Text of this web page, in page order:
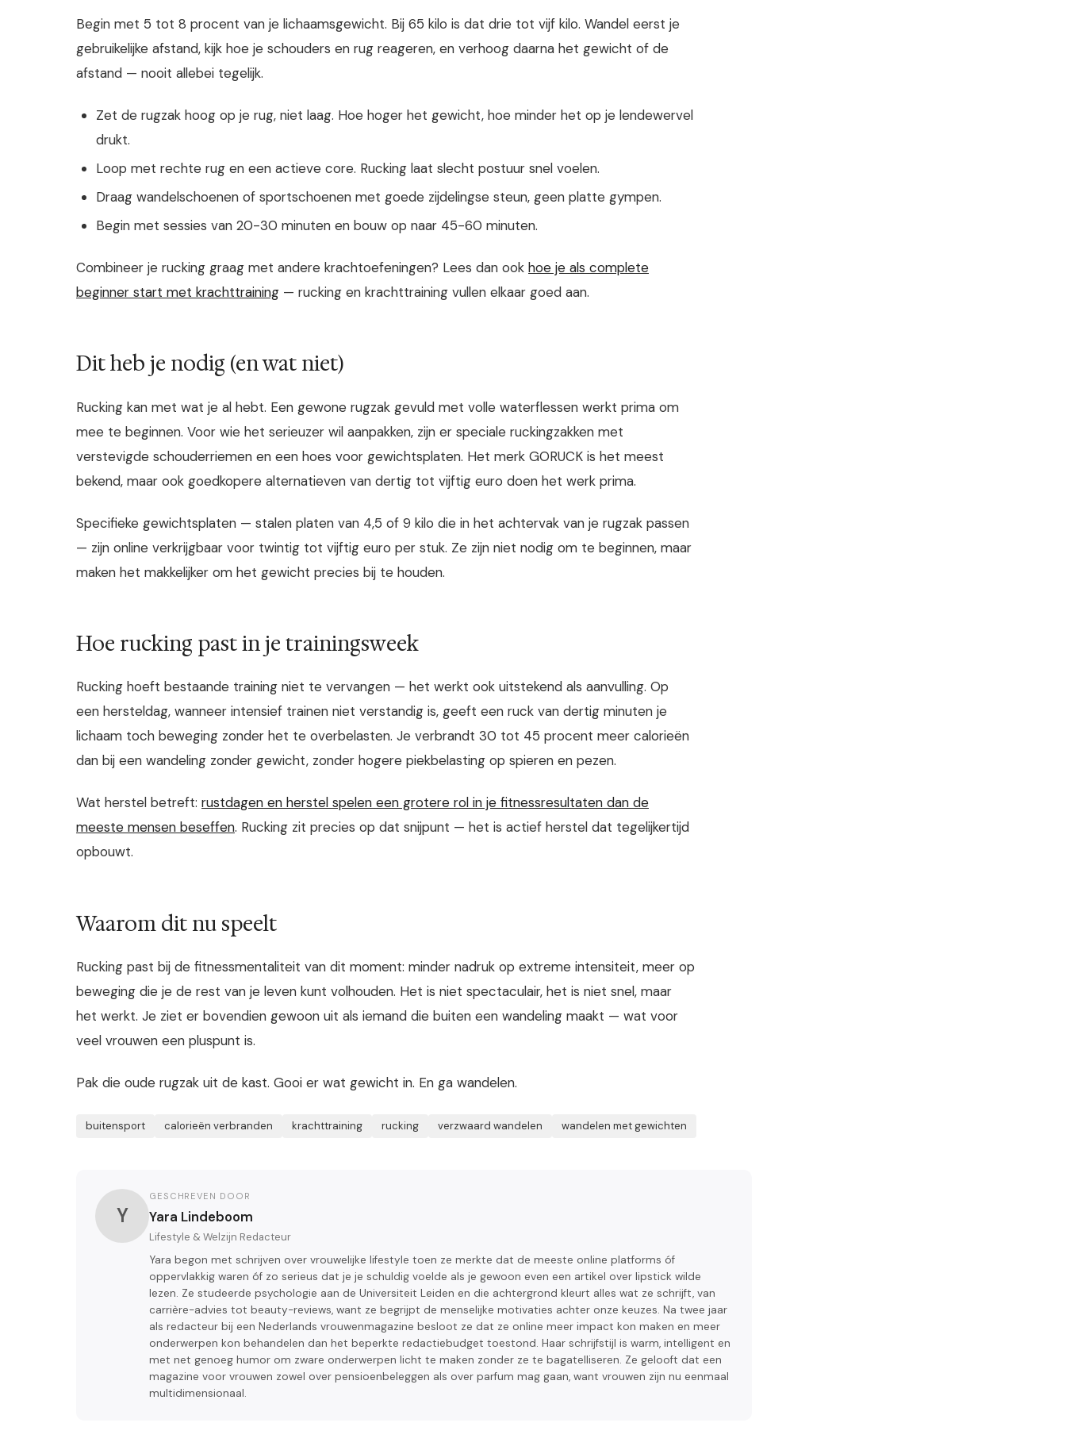
Begin met 5 tot 8 procent van je lichaamsgewicht. Bij 65 kilo is dat drie tot vijf kilo. Wandel eerst je
gebruikelijke afstand, kijk hoe je schouders en rug reageren, en verhoog daarna het gewicht of de
afstand — nooit allebei tegelijk.
Zet de rugzak hoog op je rug, niet laag. Hoe hoger het gewicht, hoe minder het op je lendewervel
drukt.
Loop met rechte rug en een actieve core. Rucking laat slecht postuur snel voelen.
Draag wandelschoenen of sportschoenen met goede zijdelingse steun, geen platte gympen.
Begin met sessies van 20-30 minuten en bouw op naar 45-60 minuten.
Combineer je rucking graag met andere krachtoefeningen? Lees dan ook hoe je als complete
beginner start met krachttraining — rucking en krachttraining vullen elkaar goed aan.
Dit heb je nodig (en wat niet)
Rucking kan met wat je al hebt. Een gewone rugzak gevuld met volle waterflessen werkt prima om
mee te beginnen. Voor wie het serieuzer wil aanpakken, zijn er speciale ruckingzakken met
verstevigde schouderriemen en een hoes voor gewichtsplaten. Het merk GORUCK is het meest
bekend, maar ook goedkopere alternatieven van dertig tot vijftig euro doen het werk prima.
Specifieke gewichtsplaten — stalen platen van 4,5 of 9 kilo die in het achtervak van je rugzak passen
— zijn online verkrijgbaar voor twintig tot vijftig euro per stuk. Ze zijn niet nodig om te beginnen, maar
maken het makkelijker om het gewicht precies bij te houden.
Hoe rucking past in je trainingsweek
Rucking hoeft bestaande training niet te vervangen — het werkt ook uitstekend als aanvulling. Op
een hersteldag, wanneer intensief trainen niet verstandig is, geeft een ruck van dertig minuten je
lichaam toch beweging zonder het te overbelasten. Je verbrandt 30 tot 45 procent meer calorieën
dan bij een wandeling zonder gewicht, zonder hogere piekbelasting op spieren en pezen.
Wat herstel betreft: rustdagen en herstel spelen een grotere rol in je fitnessresultaten dan de
meeste mensen beseffen. Rucking zit precies op dat snijpunt — het is actief herstel dat tegelijkertijd
opbouwt.
Waarom dit nu speelt
Rucking past bij de fitnessmentaliteit van dit moment: minder nadruk op extreme intensiteit, meer op
beweging die je de rest van je leven kunt volhouden. Het is niet spectaculair, het is niet snel, maar
het werkt. Je ziet er bovendien gewoon uit als iemand die buiten een wandeling maakt — wat voor
veel vrouwen een pluspunt is.
Pak die oude rugzak uit de kast. Gooi er wat gewicht in. En ga wandelen.
buitensport calorieën verbranden krachttraining rucking verzwaard wandelen wandelen met gewichten
Y
GESCHREVEN DOOR
Yara Lindeboom
Lifestyle & Welzijn Redacteur
Yara begon met schrijven over vrouwelijke lifestyle toen ze merkte dat de meeste online platforms óf
oppervlakkig waren óf zo serieus dat je je schuldig voelde als je gewoon even een artikel over lipstick wilde
lezen. Ze studeerde psychologie aan de Universiteit Leiden en die achtergrond kleurt alles wat ze schrijft, van
carrière-advies tot beauty-reviews, want ze begrijpt de menselijke motivaties achter onze keuzes. Na twee jaar
als redacteur bij een Nederlands vrouwenmagazine besloot ze dat ze online meer impact kon maken en meer
onderwerpen kon behandelen dan het beperkte redactiebudget toestond. Haar schrijfstijl is warm, intelligent en
met net genoeg humor om zware onderwerpen licht te maken zonder ze te bagatelliseren. Ze gelooft dat een
magazine voor vrouwen zowel over pensioenbeleggen als over parfum mag gaan, want vrouwen zijn nu eenmaal
multidimensionaal.